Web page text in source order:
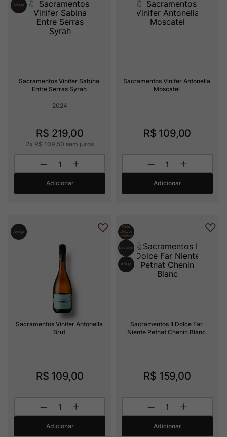
Sacramentos Vinifer Sabina
Entre Serras Syrah
2024
R$ 219,00
2x R$ 109 50 sem juros
Adicionar
Sacramentos Vinifer Antonella
Moscatel
R$ 109,00
Adicionar
Sacramentos Vinifer Antonella
Brut
R$ 109,00
Adicionar
Sacramentos Il Dolce Far
Niente Petnat Chenin Blanc
R$ 159,00
Adicionar
8º Rocim
Ver Sacrum
Champagne